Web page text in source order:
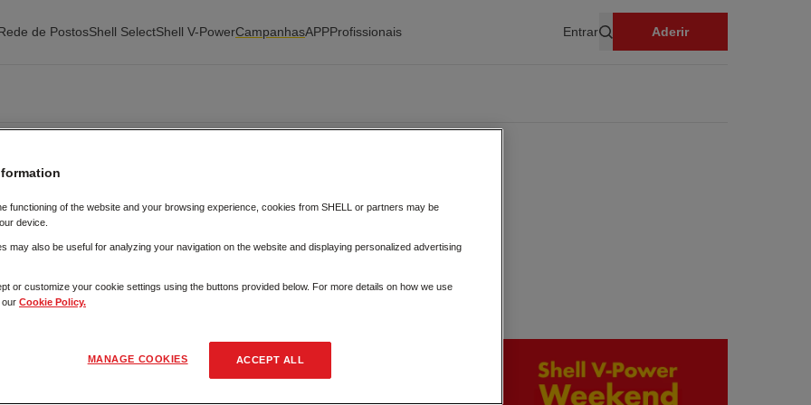
de PostosShell SelectShell V-PowerCampanhasAPPProfissionais Entrar
Pesquisar
Aderir
VEJA TAMBÉM
functioning of the website and your browsing experience, cookies from SHELL or partners may be
device.
may also be useful for analyzing your navigation on the website and displaying personalized advertising
or customize your cookie settings using the buttons provided below. For more details on how we use
our Cookie Policy.
MANAGE COOKIES ACCEPT ALL